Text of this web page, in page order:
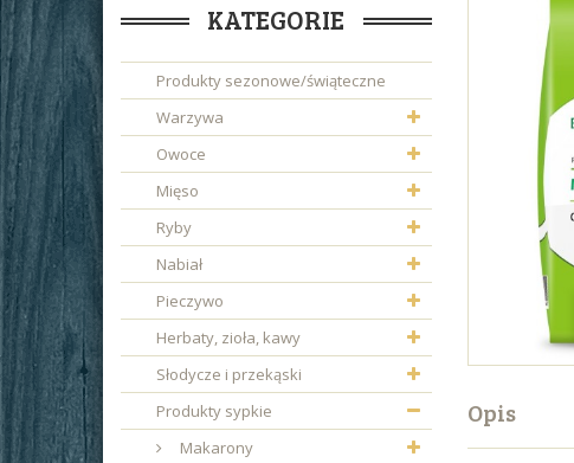
KATEGORIE
Produkty sezonowe/świąteczne
Warzywa
Owoce
Mięso
Ryby
Nabiał
Pieczywo
Herbaty, zioła, kawy
Słodycze i przekąski
Produkty sypkie
Makarony
Opis